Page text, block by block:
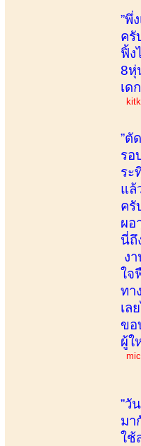
”พึ่
ครั
ฟิ้ง
8หุ่
เด
”ตั
รอ
ระ
แล้
ครั
ผอ
นี่ถึ
ง
ใจ
ทา
เล
ขอ
ผู้ใ
”วั
มา
ใช้